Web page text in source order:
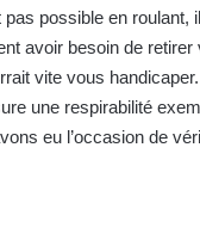
possible en roulant,
avoir besoin de
vite vous handicaper.
une respirabilité
eu l’occasion de